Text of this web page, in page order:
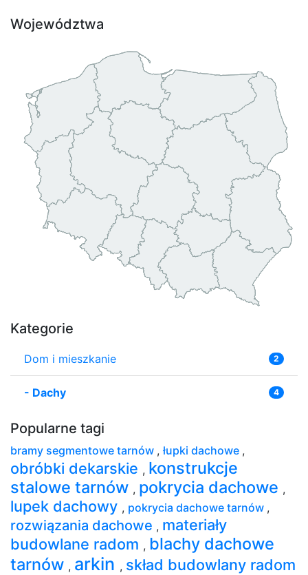
Województwa
Kategorie
Dom i mieszkanie 2
- Dachy 4
Popularne tagi
bramy segmentowe tarnów , łupki dachowe ,
obróbki dekarskie , konstrukcje
stalowe tarnów , pokrycia dachowe ,
lupek dachowy , pokrycia dachowe tarnów ,
rozwiązania dachowe , materiały
budowlane radom , blachy dachowe
tarnów , arkin , skład budowlany radom